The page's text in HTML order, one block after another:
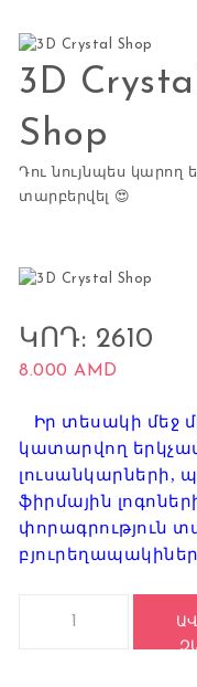
Skip to content
3D
Shop
Դու նույնպես կարող
տարբերվել 😍
ԿՈԴ: 2610
8.000AMD
Իր տեսակի մեջ
կատարվող
լուսանկարների,
ֆիրմային
փորագրություն